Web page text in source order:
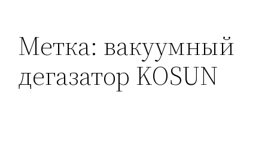
Метка: вакуумный
дегазатор KOSUN